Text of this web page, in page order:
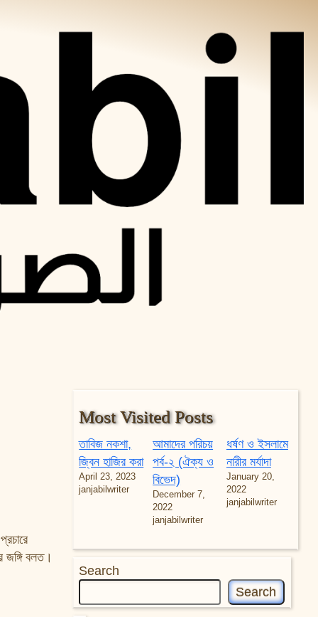
জঙ্গি বলত।
Most Visited Posts
তাবিজ নকশা,
জ্বিন হাজির করা
April 23, 2023
janjabilwriter
আমাদের পরিচয়
পর্ব-২ (ঐক্য ও
বিভেদ)
December 7,
2022
janjabilwriter
ধর্ষণ ও ইসলামে
নারীর মর্যাদা
January 20,
2022
janjabilwriter
Search
Search